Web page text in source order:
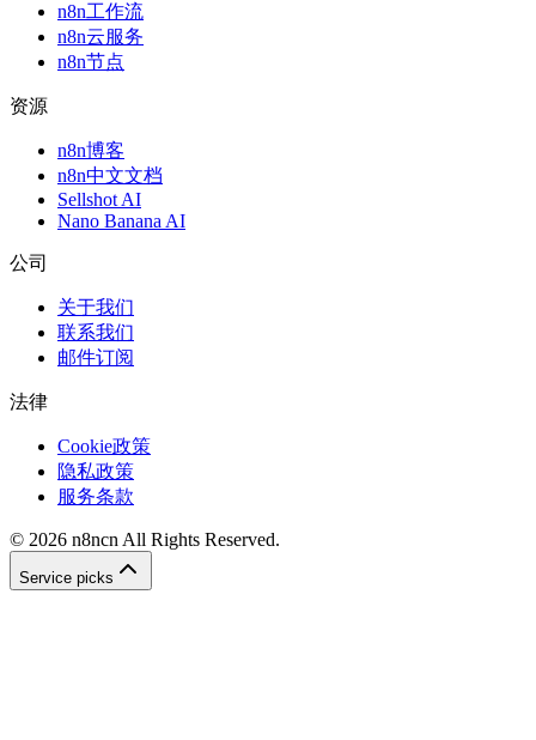
n8n工作流
n8n云服务
n8n节点
资源
n8n博客
n8n中文文档
Sellshot AI
Nano Banana AI
公司
关于我们
联系我们
邮件订阅
法律
Cookie政策
隐私政策
服务条款
© 2026 n8ncn All Rights Reserved.
Service picks